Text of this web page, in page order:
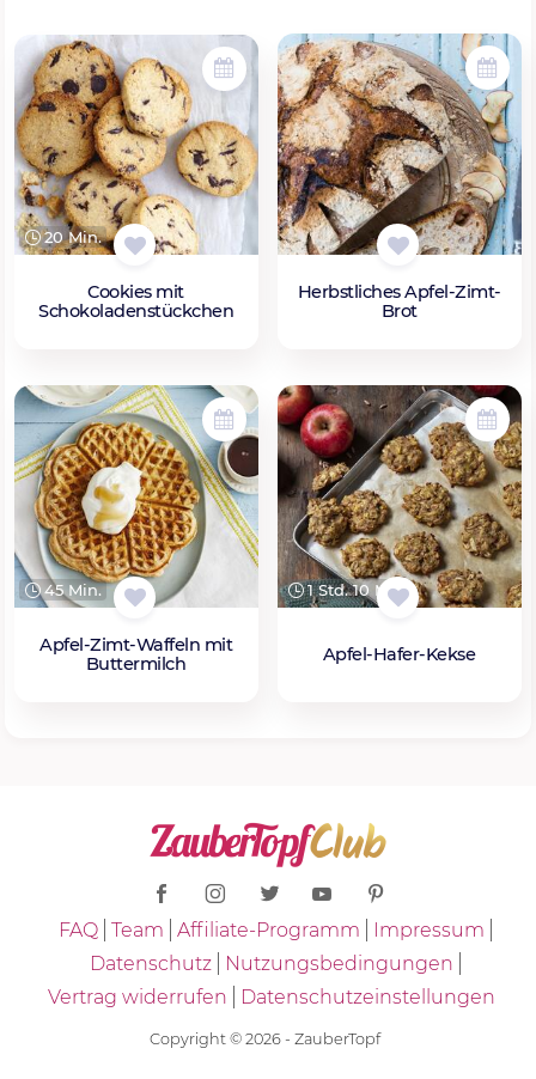
20 Min.
Cookies mit
Schokoladenstückchen
Herbstliches Apfel-Zimt-
Brot
45 Min.
Apfel-Zimt-Waffeln mit
Buttermilch
1 Std. 10 Min.
Apfel-Hafer-Kekse
FAQ Team Affiliate-Programm
Impressum
Datenschutz
Nutzungsbedingungen
Vertrag widerrufen
Datenschutzeinstellungen
Copyright © 2026 - ZauberTopf